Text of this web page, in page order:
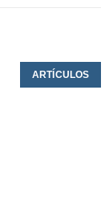
ARTÍCULOS